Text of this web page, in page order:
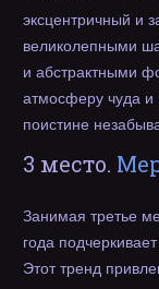
эксцентричный и
великолепными
и абстрактными
атмосферу чуда
поистине
3 место.
Занимая третье
года
Этот тренд